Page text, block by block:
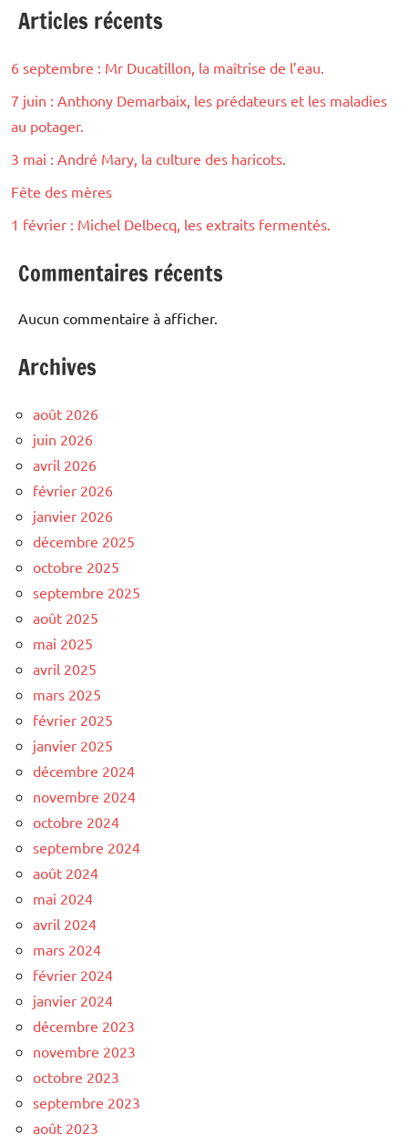
Articles récents
6 septembre : Mr Ducatillon, la maîtrise de l’eau.
7 juin : Anthony Demarbaix, les prédateurs et les maladies
au potager.
3 mai : André Mary, la culture des haricots.
Fête des mères
1 février : Michel Delbecq, les extraits fermentés.
Commentaires récents
Aucun commentaire à afficher.
Archives
août 2026
juin 2026
avril 2026
février 2026
janvier 2026
décembre 2025
octobre 2025
septembre 2025
août 2025
mai 2025
avril 2025
mars 2025
février 2025
janvier 2025
décembre 2024
novembre 2024
octobre 2024
septembre 2024
août 2024
mai 2024
avril 2024
mars 2024
février 2024
janvier 2024
décembre 2023
novembre 2023
octobre 2023
septembre 2023
août 2023